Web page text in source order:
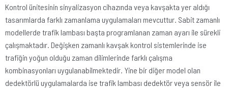
Kontrol ünitesinin sinyalizasyon cihazında veya kavşakta yer aldığı
tasarımlarda farklı zamanlama uygulamaları mevcuttur. Sabit zamanlı
modellerde trafik lambası başta programlanan zaman ayarı ile sürekli
çalışmaktadır. Değişken zamanlı kavşak kontrol sistemlerinde ise
trafiğin yoğun olduğu zaman dilimlerinde farklı çalışma
kombinasyonları uygulanabilmektedir. Yine bir diğer model olan
dedektörlü uygulamalarda ise trafik lambası dedektör veya sensör ile